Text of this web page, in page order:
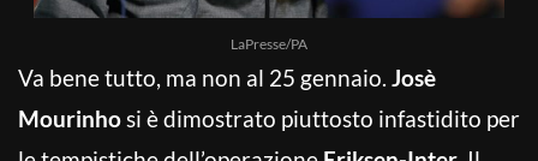
LaPresse/PA
Va bene tutto, ma non al 25 gennaio. Josè
Mourinhosi è dimostrato piuttosto infastidito per